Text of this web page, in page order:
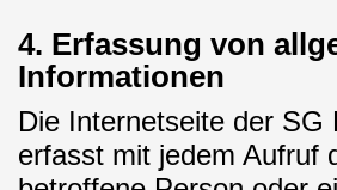
4. Erfassung von
Informationen
Die Internetseite der SG
erfasst mit jedem Aufruf